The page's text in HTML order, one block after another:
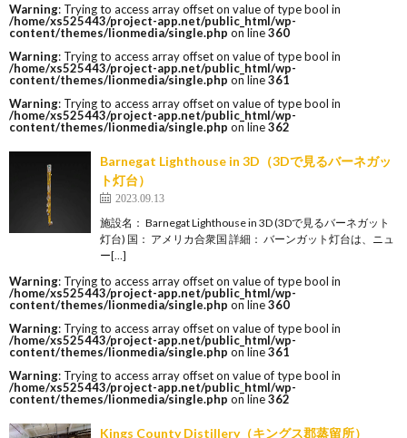
Warning: Trying to access array offset on value of type bool in
/home/xs525443/project-app.net/public_html/wp-
content/themes/lionmedia/single.php on line360
Warning: Trying to access array offset on value of type bool in
/home/xs525443/project-app.net/public_html/wp-
content/themes/lionmedia/single.php on line361
Warning: Trying to access array offset on value of type bool in
/home/xs525443/project-app.net/public_html/wp-
content/themes/lionmedia/single.php on line362
Barnegat Lighthouse in 3D（3Dで見るバーネガッ
ト灯台）
2023.09.13
施設名： Barnegat Lighthouse in 3D (3Dで見るバーネガット
灯台) 国： アメリカ合衆国 詳細： バーンガット灯台は、ニュ
ー[…]
Warning: Trying to access array offset on value of type bool in
/home/xs525443/project-app.net/public_html/wp-
content/themes/lionmedia/single.php on line360
Warning: Trying to access array offset on value of type bool in
/home/xs525443/project-app.net/public_html/wp-
content/themes/lionmedia/single.php on line361
Warning: Trying to access array offset on value of type bool in
/home/xs525443/project-app.net/public_html/wp-
content/themes/lionmedia/single.php on line362
Kings County Distillery（キングス郡蒸留所）